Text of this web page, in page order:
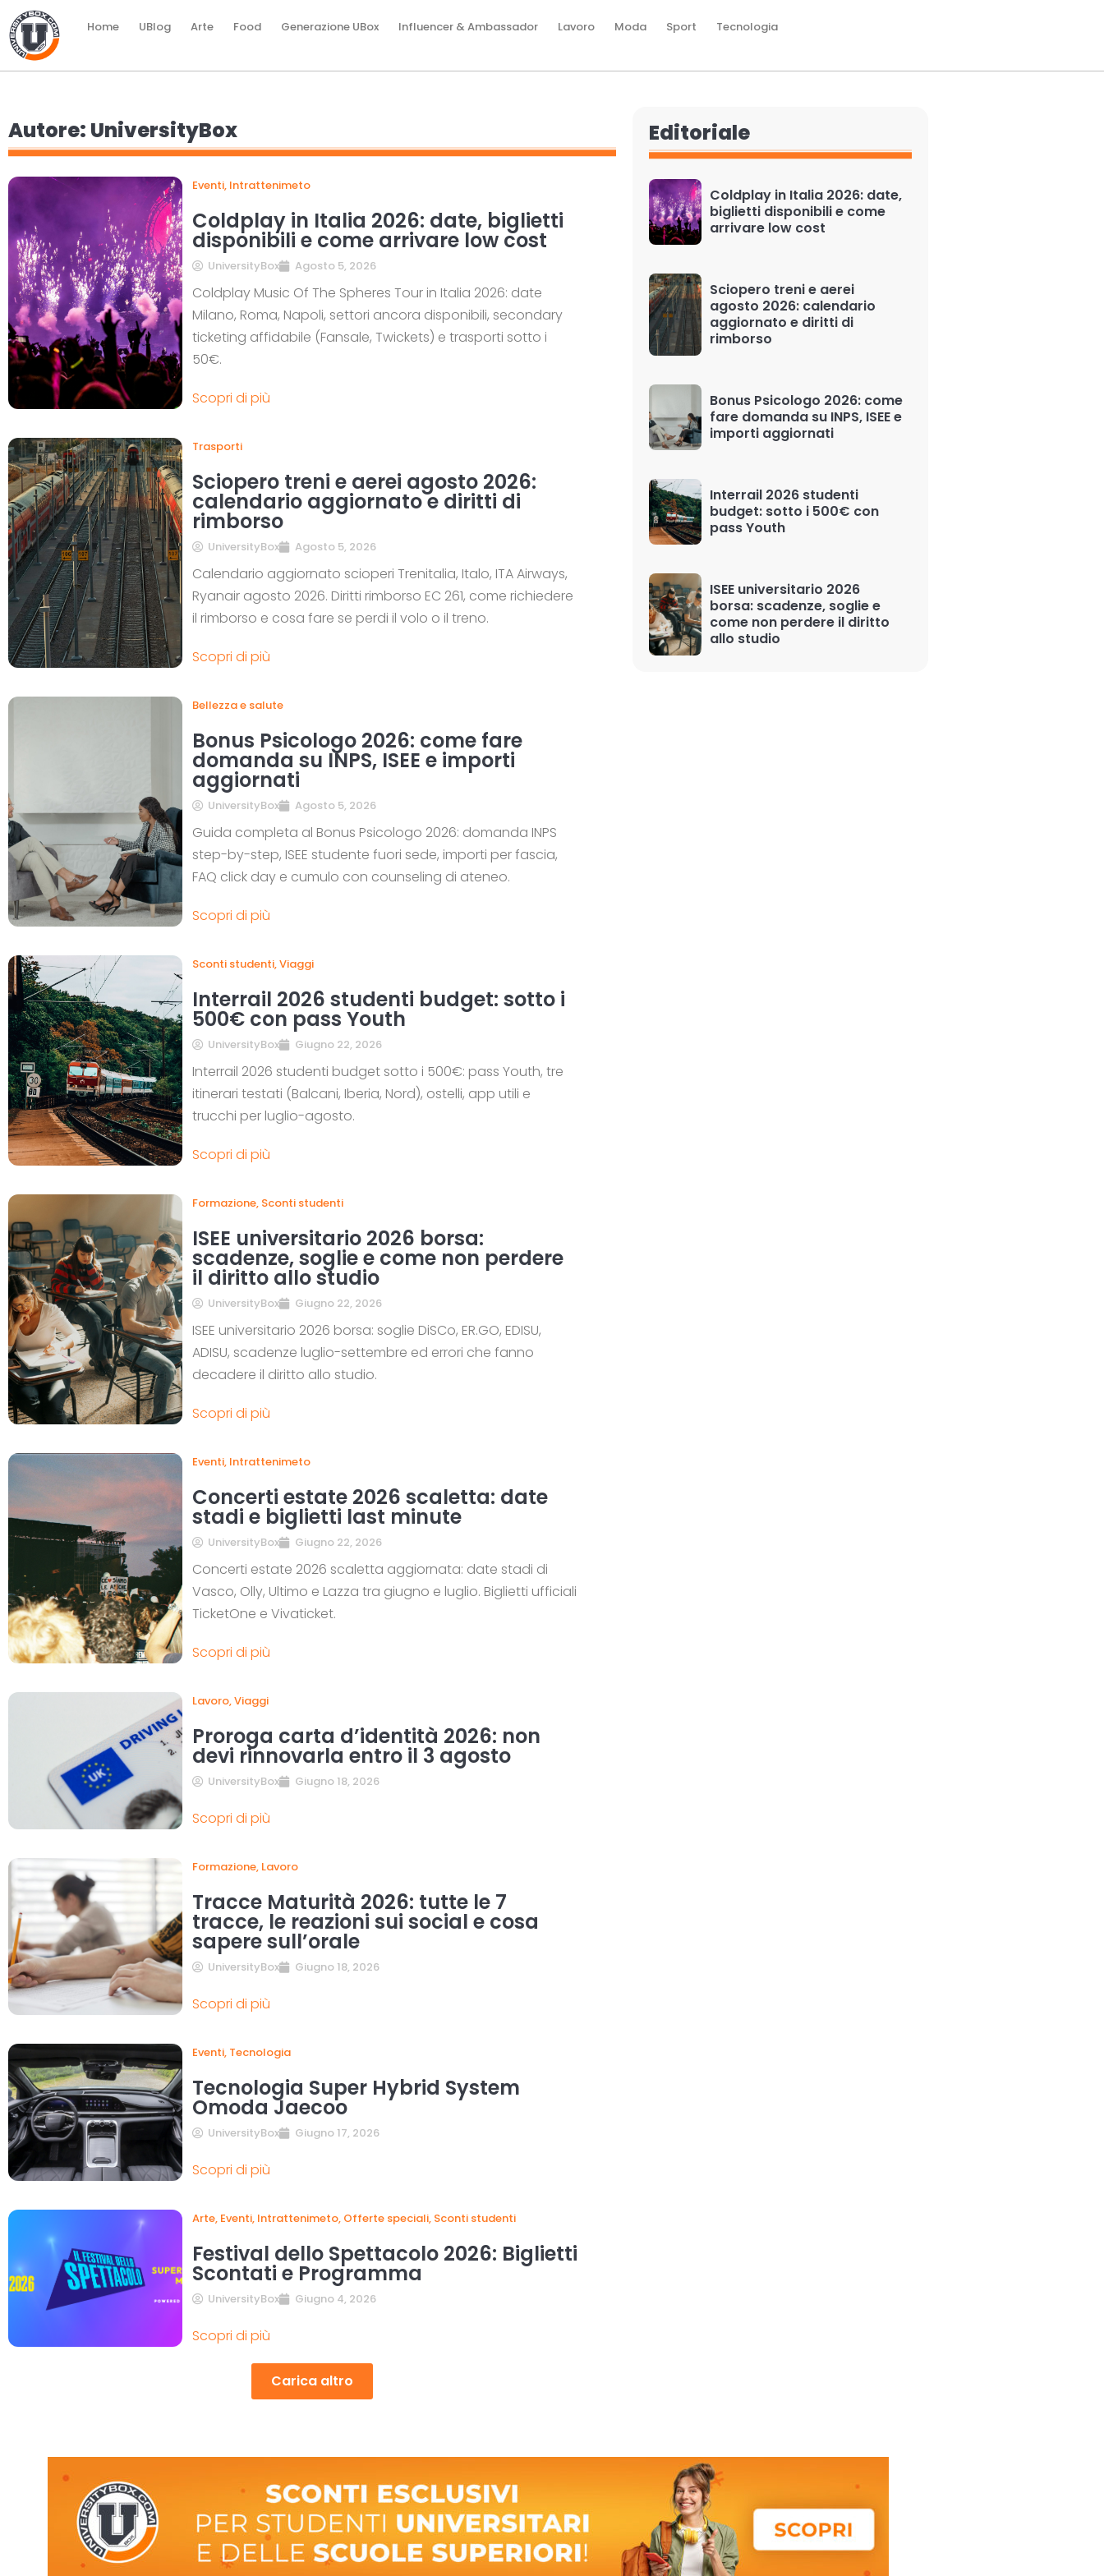
Home UBlog Arte Food Generazione UBox Influencer & Ambassador Lavoro Moda Sport Tecnologia
Autore: UniversityBox
Eventi, Intrattenimeto
Coldplay in Italia 2026: date, biglietti
disponibili e come arrivare low cost
UniversityBox Agosto 5, 2026
Coldplay Music Of The Spheres Tour in Italia 2026: date
Milano, Roma, Napoli, settori ancora disponibili, secondary
ticketing affidabile (Fansale, Twickets) e trasporti sotto i
50€.
Scopri di più
Trasporti
Sciopero treni e aerei agosto 2026:
calendario aggiornato e diritti di
rimborso
UniversityBox Agosto 5, 2026
Calendario aggiornato scioperi Trenitalia, Italo, ITA Airways,
Ryanair agosto 2026. Diritti rimborso EC 261, come richiedere
il rimborso e cosa fare se perdi il volo o il treno.
Scopri di più
Bellezza e salute
Bonus Psicologo 2026: come fare
domanda su INPS, ISEE e importi
aggiornati
UniversityBox Agosto 5, 2026
Guida completa al Bonus Psicologo 2026: domanda INPS
step-by-step, ISEE studente fuori sede, importi per fascia,
FAQ click day e cumulo con counseling di ateneo.
Scopri di più
Sconti studenti,Viaggi
Interrail 2026 studenti budget: sotto i
500€ con pass Youth
UniversityBox Giugno 22, 2026
Interrail 2026 studenti budget sotto i 500€: pass Youth, tre
itinerari testati (Balcani, Iberia, Nord), ostelli, app utili e
trucchi per luglio-agosto.
Scopri di più
Formazione, Sconti studenti
ISEE universitario 2026 borsa:
scadenze, soglie e come non perdere
il diritto allo studio
UniversityBox Giugno 22, 2026
ISEE universitario 2026 borsa: soglie DiSCo, ER.GO, EDISU,
ADISU, scadenze luglio-settembre ed errori che fanno
decadere il diritto allo studio.
Scopri di più
Eventi, Intrattenimeto
Concerti estate 2026 scaletta: date
stadi e biglietti last minute
UniversityBox Giugno 22, 2026
Concerti estate 2026 scaletta aggiornata: date stadi di
Vasco, Olly, Ultimo e Lazza tra giugno e luglio. Biglietti ufficiali
TicketOne e Vivaticket.
Scopri di più
Lavoro,Viaggi
Proroga carta d’identità 2026: non
devi rinnovarla entro il 3 agosto
UniversityBox Giugno 18, 2026
Scopri di più
Formazione, Lavoro
Tracce Maturità 2026: tutte le 7
tracce, le reazioni sui social e cosa
sapere sull’orale
UniversityBox Giugno 18, 2026
Scopri di più
Eventi, Tecnologia
Tecnologia Super Hybrid System
Omoda Jaecoo
UniversityBox Giugno 17, 2026
Scopri di più
Arte, Eventi, Intrattenimeto, Offerte speciali, Sconti studenti
Festival dello Spettacolo 2026: Biglietti
Scontati e Programma
UniversityBox Giugno 4, 2026
Scopri di più
Carica altro
Editoriale
Coldplay in Italia 2026: date,
biglietti disponibili e come
arrivare low cost
Sciopero treni e aerei
agosto 2026: calendario
aggiornato e diritti di
rimborso
Bonus Psicologo 2026: come
fare domanda su INPS, ISEE e
importi aggiornati
Interrail 2026 studenti
budget: sotto i 500€ con
pass Youth
ISEE universitario 2026
borsa: scadenze, soglie e
come non perdere il diritto
allo studio